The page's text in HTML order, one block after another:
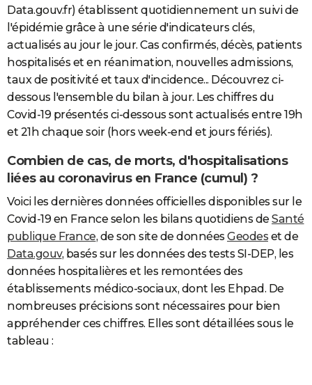
Data.gouv.fr) établissent quotidiennement un suivi de
l'épidémie grâce à une série d'indicateurs clés,
actualisés au jour le jour. Cas confirmés, décès, patients
hospitalisés et en réanimation, nouvelles admissions,
taux de positivité et taux d'incidence... Découvrez ci-
dessous l'ensemble du bilan à jour. Les chiffres du
Covid-19 présentés ci-dessous sont actualisés entre 19h
et 21h chaque soir (hors week-end et jours fériés).
Combien de cas, de morts, d'hospitalisations
liées au coronavirus en France (cumul) ?
Voici les dernières données officielles disponibles sur le
Covid-19 en France selon les bilans quotidiens de Santé
publique France, de son site de donnéesGeodes et de
Data.gouv, basés sur les données des tests SI-DEP, les
données hospitalières et les remontées des
établissements médico-sociaux, dont les Ehpad. De
nombreuses précisions sont nécessaires pour bien
appréhender ces chiffres. Elles sont détaillées sous le
tableau :